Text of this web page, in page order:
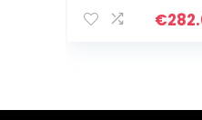
mobiel | tot 1
€